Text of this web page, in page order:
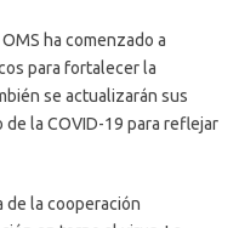
ha comenzado a
para fortalecer la
se actualizarán sus
la COVID-19 para reflejar
de la cooperación